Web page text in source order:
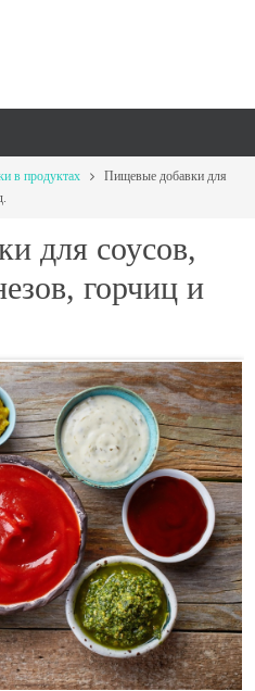
в продуктах
Пищевые добавки для
для соусов,
горчиц и